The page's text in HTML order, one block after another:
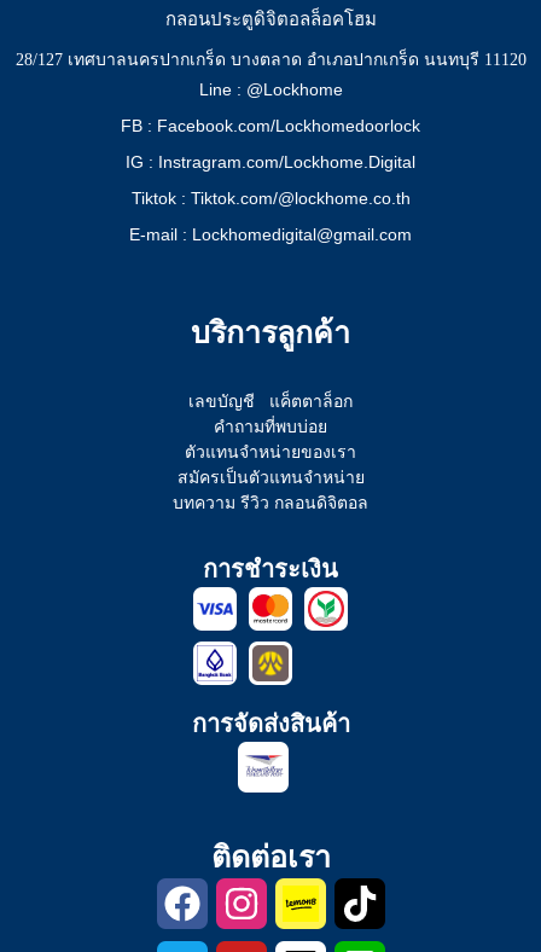
กลอนประตูดิจิตอลล็อคโฮม
28/127 เทศบาลนครปากเกร็ด บางตลาด อำเภอปากเกร็ด นนทบุรี 11120
Line : @Lockhome
FB : Facebook.com/Lockhomedoorlock
IG : Instragram.com/Lockhome.Digital
Tiktok : Tiktok.com/@lockhome.co.th
E-mail : Lockhomedigital@gmail.com
บริการลูกค้า
เลขบัญชี
แค็ตตาล็อก
คำถามที่พบบ่อย
ตัวแทนจำหน่ายของเรา
สมัครเป็นตัวแทนจำหน่าย
บทความ รีวิว กลอนดิจิตอล
การชำระเงิน
การจัดส่งสินค้า
ติดต่อเรา